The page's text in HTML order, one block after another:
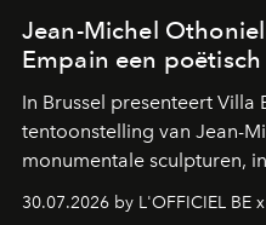
Jean-Michel
Empain een
In Brussel presenteert
tentoonstelling van Jean-
monumentale sculpturen,
fonkelend Murano-glas
een emotionele reis
30.07.2026 by L'OFFICIEL BE